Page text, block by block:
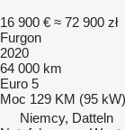
16 900 € ≈ 72 900 zł
Furgon
2020
64 000 km
Euro 5
Moc 129 KM (95 kW)
Niemcy, Datteln